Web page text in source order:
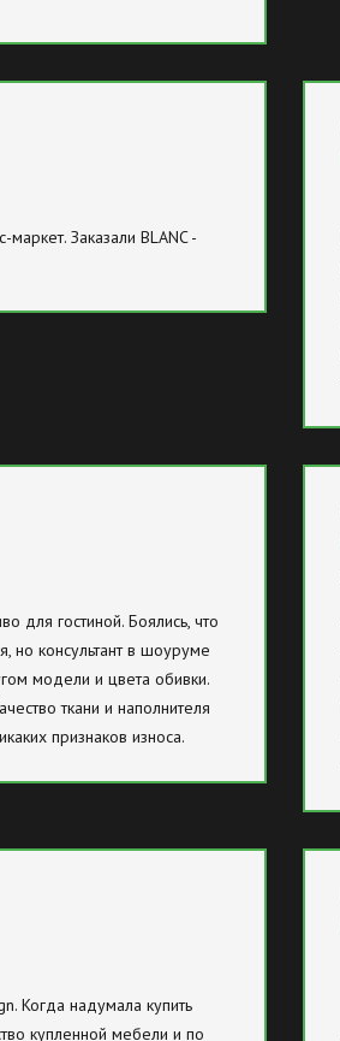
Заказали BLANC -
для гостиной. Боялись, что
но консультант в шоуруме
модели и цвета обивки.
ткани и наполнителя
признаков износа.
Когда надумала купить
купленной мебели и по